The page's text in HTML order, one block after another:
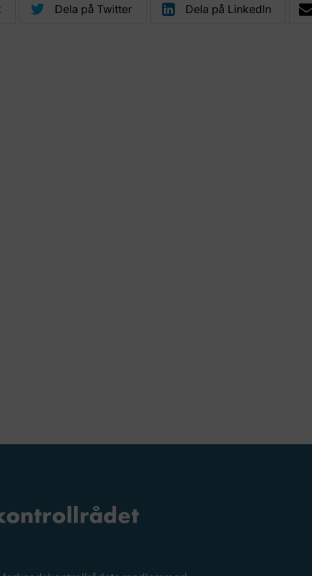
Dela på Twitter Dela på LinkedIn